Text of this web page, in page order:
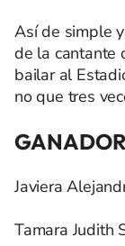
Así de simple
de la cantante
bailar al
no que tres
Javiera
Tamara Judith